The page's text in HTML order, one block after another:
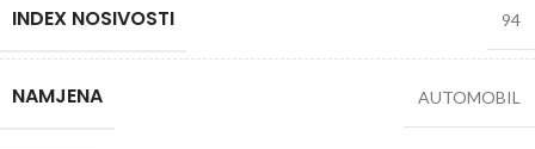
INDEX NOSIVOSTI 94
NAMJENA AUTOMOBIL